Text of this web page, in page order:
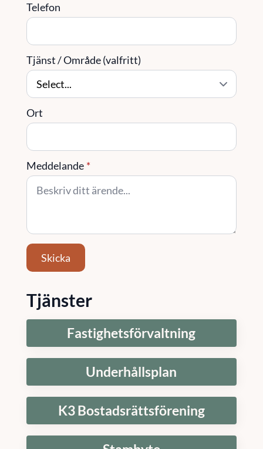
Telefon
Tjänst / Område (valfritt)
Ort
Meddelande *
Skicka
Tjänster
Fastighetsförvaltning
Underhållsplan
K3 Bostadsrättsförening